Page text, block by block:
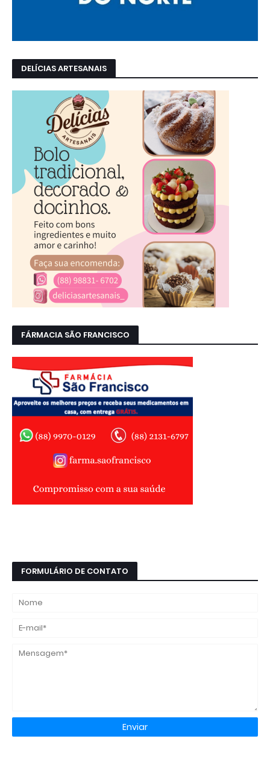
DELÍCIAS ARTESANAIS
FÁRMACIA SÃO FRANCISCO
FORMULÁRIO DE CONTATO